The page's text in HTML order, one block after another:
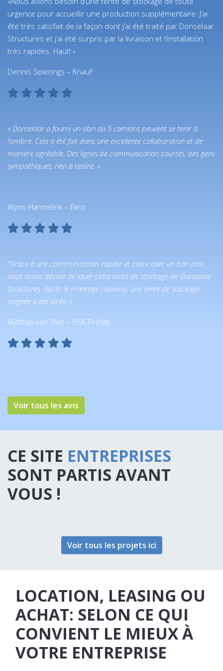
urgence pour accueillir une production supplémentaire. J’ai
été très satisfait de la façon dont j’ai été traité par Donselaar
Structures et j’ai été surpris par la livraison et l’installation
très rapides. Haut! »
Dennis Spierings – Knauf
« Donselaar a fourni un abri où 5 camions peuvent se tenir à
l’ombre. Cela a été fait dans une excellente collaboration et de
manière agréable. Des lignes de communication courtes, des gens
sympathiques, rien à redire. »
Wyno Harmelink – Ekro
”Grâce à une communication rapide et claire avec un bon prix,
nous avons décidé de louer cette tente de stockage de Donselaar
Structures. Après le montage convenu, une tente de stockage
soignée a été livrée. »
Matthijs van Vliet – HSK Prefab
Voir tous les avis
CE SITE ENTREPRISES
SONT PARTIS AVANT
VOUS !
Voir tous les projets ici
LOCATION, LEASING OU
ACHAT: SELON CE QUI
CONVIENT LE MIEUX À
VOTRE ENTREPRISE